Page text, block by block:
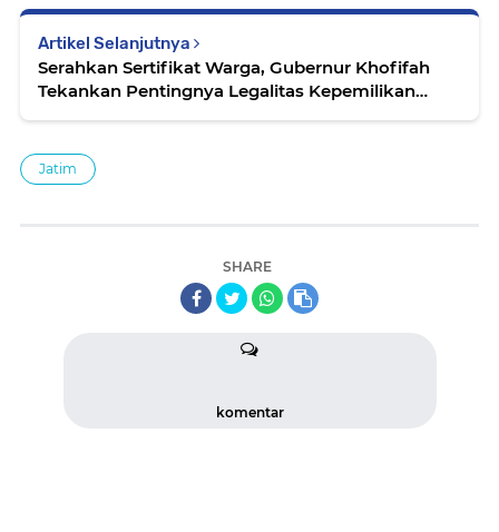
Artikel Selanjutnya
Serahkan Sertifikat Warga, Gubernur Khofifah
Tekankan Pentingnya Legalitas Kepemilikan
Jatim
SHARE
komentar